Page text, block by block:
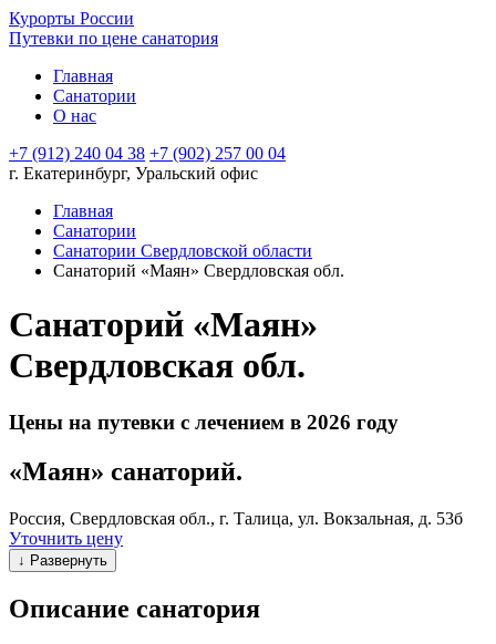
Курорты России
Путевки по цене санатория
Главная
Санатории
О нас
+7 (912) 240 04 38 +7 (902) 257 00 04
г. Екатеринбург, Уральский офис
Главная
Санатории
Санатории Свердловской области
Санаторий «Маян» Свердловская обл.
Санаторий «Маян»
Свердловская обл.
Цены на путевки с лечением в 2026 году
«Маян» санаторий.
Россия, Свердловская обл., г. Талица, ул. Вокзальная, д. 53б
Уточнить цену
↓ Развернуть
Описание санатория